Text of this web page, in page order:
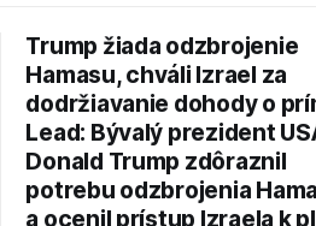
Trump žiada odzbrojenie
Hamasu, chváli Izrael za
dodržiavanie dohody o
Lead: Bývalý prezident
Donald Trump zdôraznil
potrebu odzbrojenia
a ocenil prístup Izraela k